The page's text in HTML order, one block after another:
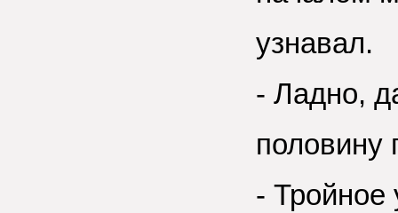
узнавал.
- Ладно,
половину
-